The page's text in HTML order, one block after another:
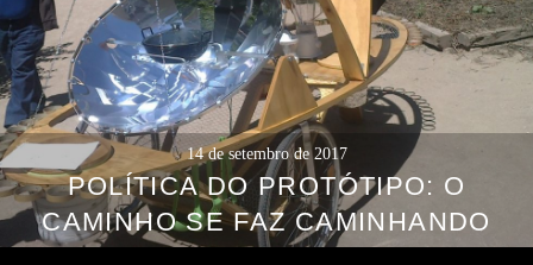
14 de setembro de 2017
POLÍTICA DO PROTÓTIPO: O
CAMINHO SE FAZ CAMINHANDO